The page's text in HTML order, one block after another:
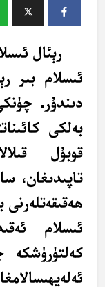
رېئال
ئىسلام بىر
دىندۇر.
بەلكى
قوبۇل
تاپىدىغان،
ھەقىقەتلەرنى
ئىسلام
كەلتۈرۈشكە